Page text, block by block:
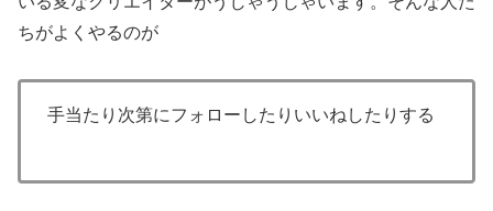
ちがよくやるのが
手当たり次第にフォローしたりいいねしたりする